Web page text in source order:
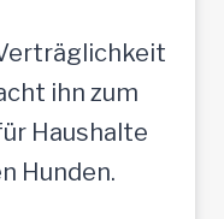
ihn zum
Haushalte
Hunden.